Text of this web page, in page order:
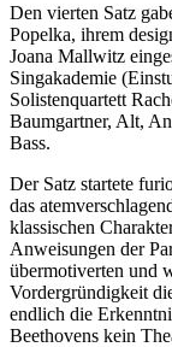
Den vierten Satz
Popelka, ihrem
Joana Mallwitz
Singakademie
Solistenquartett
Baumgartner, Alt,
Bass.
Der Satz startete
das
klassischen
Anweisungen der
übermotiverten und
Vordergründigkeit
endlich die
Beethovens kein